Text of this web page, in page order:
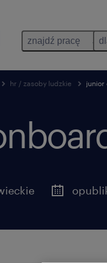
znajdź pracę
hr / zasoby ludzkie junior